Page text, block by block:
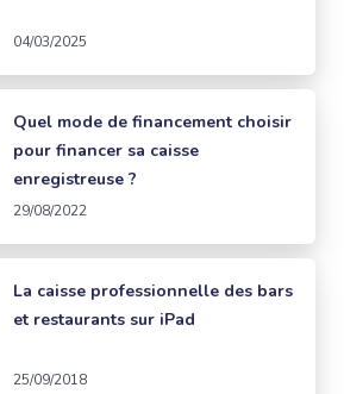
04/03/2025
Quel mode de financement choisir
pour financer sa caisse
enregistreuse ?
29/08/2022
La caisse professionnelle des bars
et restaurants sur iPad
25/09/2018